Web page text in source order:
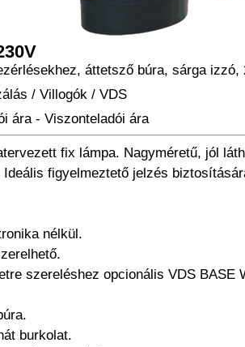
áttetsző búra, sárga izzó,
/ Villogók/ VDS
ára- Viszonteladói ára
fix lámpa. Nagyméretű, jól
Ideális figyelmeztető jelzés
nélkül.
szereléshez opcionális VDS BASE
burkolat.